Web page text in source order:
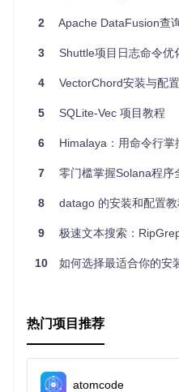
可以提高构建的稳定性
典型生态项目
Cargo-Limit 可以与以下 Rust
效率和资源利用率：
Cargo Watch ：用于监视
Clippy：Rust 的 lint 工
通过结合这些工具，你可以
Rust 项目的开发质量和效率。
2 Apache DataFusion查询重写
3 Shuttle项目日志命令
4 VectorChord安装与配
5 SQLite-Vec 项目教程
6 Himalaya：用命令行
7 零门槛掌握Solana程序全流程
8 datago 的安装和配置教
9 极速文本搜索：
10 如何选择最适合你的安
热门项目推荐
atomcode